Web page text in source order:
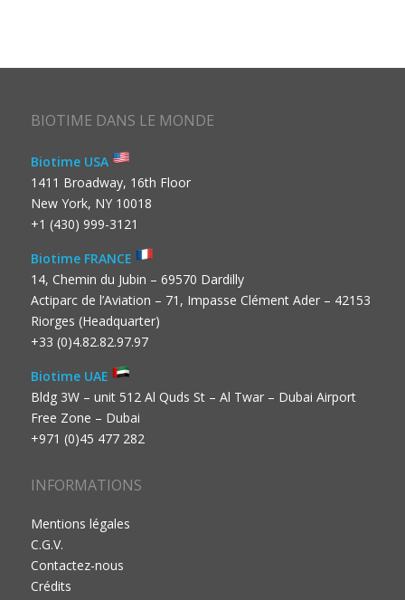
BIOTIME DANS LE MONDE
Biotime USA
1411 Broadway, 16th Floor
New York, NY 10018
+1 (430) 999-3121
Biotime FRANCE
14, Chemin du Jubin – 69570 Dardilly
Actiparc de l’Aviation – 71, Impasse Clément Ader – 42153
Riorges (Headquarter)
+33 (0)4.82.82.97.97
Biotime UAE
Bldg 3W – unit 512 Al Quds St – Al Twar – Dubai Airport
Free Zone – Dubai
+971 (0)45 477 282
INFORMATIONS
Mentions légales
C.G.V.
Contactez-nous
Crédits